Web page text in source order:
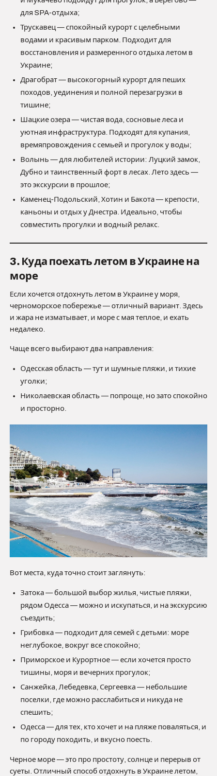
для SPA-отдыха;
Трускавец — спокойный курорт с целебными
водами и красивым парком. Подходит для
восстановления и размеренного отдыха летом в
Украине;
Драгобрат — высокогорный курорт для пеших
походов, уединения и полной перезагрузки в
тишине;
Шацкие озера — чистая вода, сосновые леса и
уютная инфраструктура. Подходят для купания,
времяпровождения с семьей и прогулок у воды;
Волынь — для любителей истории: Луцкий замок,
Дубно и таинственный форт в лесах. Лето здесь —
это экскурсии в прошлое;
Каменец-Подольский, Хотин и Бакота — крепости,
каньоны и отдых у Днестра. Идеально, чтобы
совместить прогулки и водный релакс.
3. Куда поехать летом в Украине на
море
Если хочется отдохнуть летом в Украине у моря,
черноморское побережье — отличный вариант. Здесь
и жара не изматывает, и море с мая теплое, и ехать
недалеко.
Чаще всего выбирают два направления:
Одесская область — тут и шумные пляжи, и тихие
уголки;
Николаевская область — попроще, но зато спокойно
и просторно.
Вот места, куда точно стоит заглянуть:
Затока — большой выбор жилья, чистые пляжи,
рядом Одесса — можно и искупаться, и на экскурсию
съездить;
Грибовка — подходит для семей с детьми: море
неглубокое, вокруг все спокойно;
Приморское и Курортное — если хочется просто
тишины, моря и вечерних прогулок;
Санжейка, Лебедевка, Сергеевка — небольшие
поселки, где можно расслабиться и никуда не
спешить;
Одесса — для тех, кто хочет и на пляже поваляться, и
по городу походить, и вкусно поесть.
Черное море — это про простоту, солнце и перерыв от
суеты. Отличный способ отдохнуть в Украине летом,